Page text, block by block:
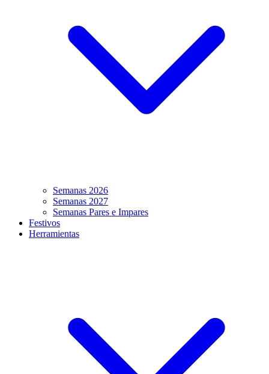
Semanas 2026
Semanas 2027
Semanas Pares e Impares
Festivos
Herramientas